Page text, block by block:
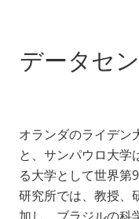
データセ
オランダのライデン
と、サンパウロ大学
る大学として世界第
研究所では、教授、